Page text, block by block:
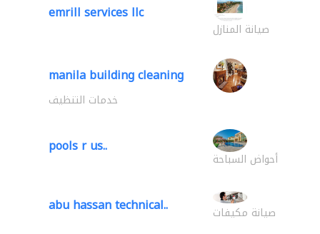
emrill services llc
صيانة المنازل
manila building cleaning
خدمات التنظيف
pools r us..
أحواض السباحة
abu hassan technical.. صيانة مكيفات